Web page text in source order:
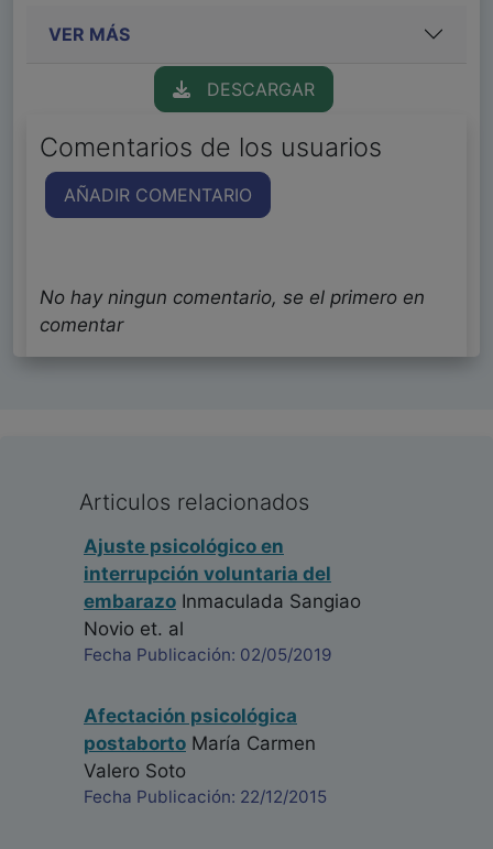
VER MÁS
DESCARGAR
Comentarios de los usuarios
AÑADIR COMENTARIO
No hay ningun comentario, se el primero en
comentar
Articulos relacionados
Ajuste psicológico en
interrupción voluntaria del
embarazo Inmaculada Sangiao
Novio et. al
Fecha Publicación: 02/05/2019
Afectación psicológica
postaborto María Carmen
Valero Soto
Fecha Publicación: 22/12/2015